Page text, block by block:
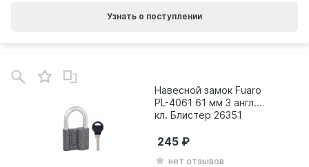
Узнать о поступлении
Навесной замок Fuaro
PL-4061 61 мм 3 англ.
кл. Блистер 26351
нет отзывов
245